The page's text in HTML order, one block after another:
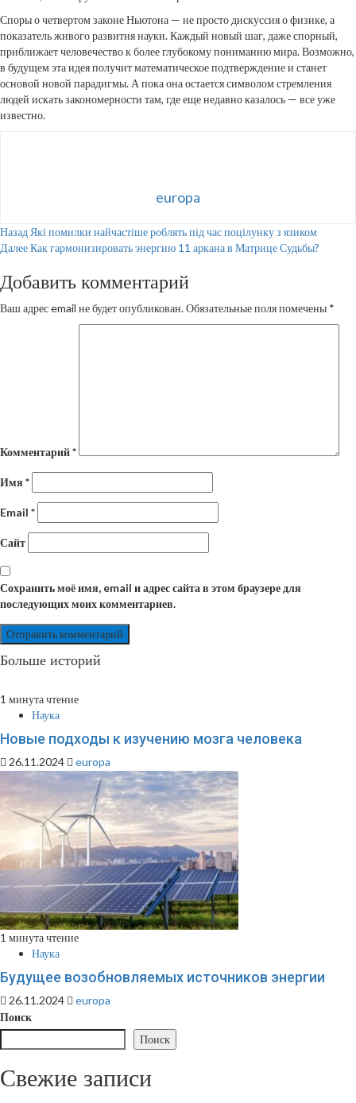
Споры о четвертом законе Ньютона — не просто дискуссия о физике, а
показатель живого развития науки. Каждый новый шаг, даже спорный,
приближает человечество к более глубокому пониманию мира. Возможно,
в будущем эта идея получит математическое подтверждение и станет
основой новой парадигмы. А пока она остается символом стремления
людей искать закономерности там, где еще недавно казалось — все уже
известно.
europa
Продолжить
чтение
Назад Які помилки найчастіше роблять під час поцілунку з язиком
ДалееКак гармонизировать энергию 11 аркана в Матрице Судьбы?
Добавить комментарий
Ваш адрес email не будет опубликован.Обязательные поля помечены *
Комментарий*
Имя *
Email *
Сайт
Сохранить моё имя, email и адрес сайта в этом браузере для
последующих моих комментариев.
Больше историй
1 минута чтение
Наука
Новые подходы к изучению мозга человека
26.11.2024 europa
1 минута чтение
Наука
Будущее возобновляемых источников энергии
26.11.2024
europa
Поиск
Поиск
Свежие записи